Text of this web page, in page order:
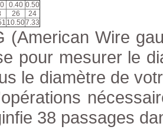
0.40 0.50
26
24
10.507.33
(American Wire
pour mesurer le
le diamètre de
38 passages